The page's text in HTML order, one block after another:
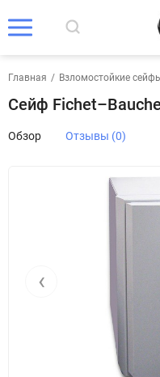
Главная / Взломостойкие
Сейф
Обзор Отзывы (0)
‹